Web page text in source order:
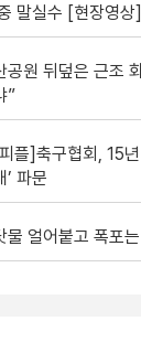
말실수 [현장영상]
공원 뒤덮은 근조
”
플]축구협회, 15
’ 파문
물 얼어붙고 폭포는